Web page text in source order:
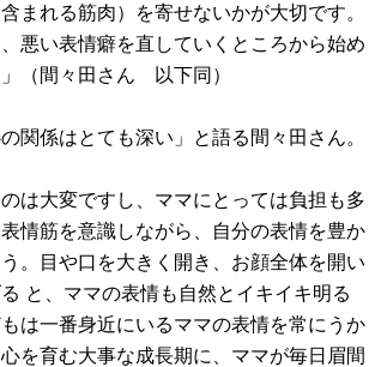
まれる筋肉）を寄せないかが大切です。
悪い表情癖を直していくところから始め
（間々田さん 以下同）
関係はとても深い」と語る間々田さん。
のは大変ですし、ママにとっては負担も多
情筋を意識しながら、自分の表情を豊か
。目や口を大きく開き、お顔全体を開い
と、ママの表情も自然とイキイキ明る
は一番身近にいるママの表情を常にうか
を育む大事な成長期に、ママが毎日眉間